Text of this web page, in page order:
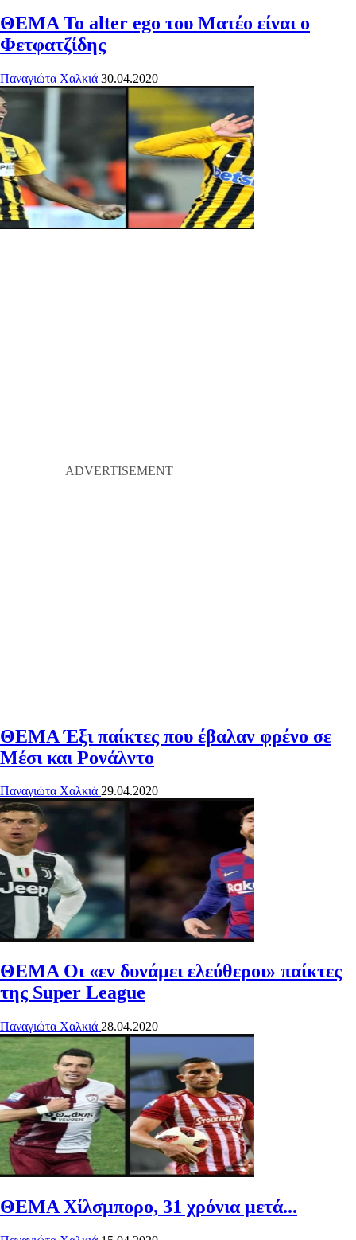
ΘΕΜΑ Το alter ego του Ματέο είναι ο
Φετφατζίδης
Παναγιώτα Χαλκιά 30.04.2020
ΘΕΜΑΈξι παίκτες που έβαλαν φρένο σε
Μέσι και Ρονάλντο
Παναγιώτα Χαλκιά 29.04.2020
ΘΕΜΑΟι «εν δυνάμει ελεύθεροι» παίκτες
της Super League
Παναγιώτα Χαλκιά 28.04.2020
ΘΕΜΑ Χίλσμπορο, 31 χρόνια μετά...